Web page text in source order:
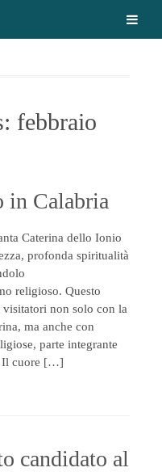
febbraio
in Calabria
Caterina dello Ionio
profonda spiritualità
religioso. Questo
non solo con la
ma anche con
parte integrante
Il cuore […]
candidato al